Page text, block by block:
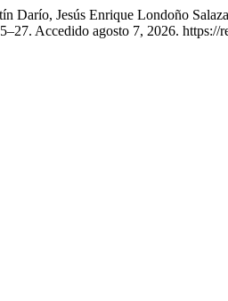
Darío, Jesús Enrique Londoño
Accedido agosto 7, 2026.